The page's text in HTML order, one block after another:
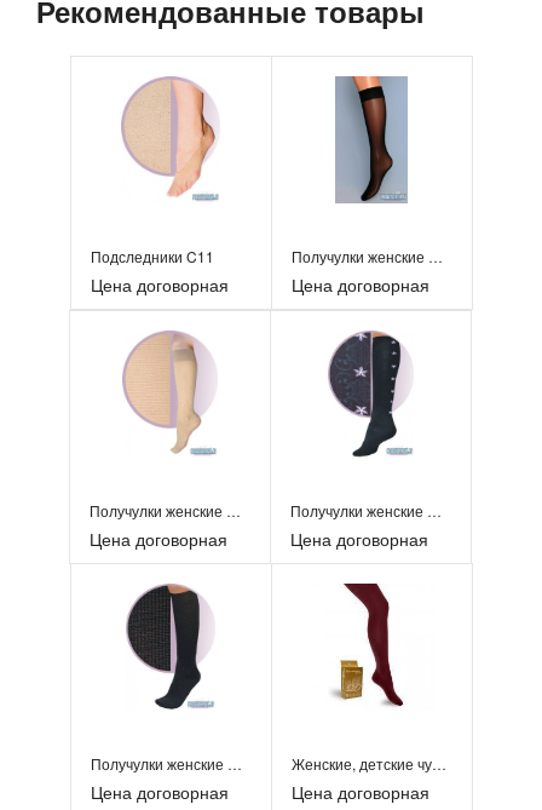
Рекомендованные товары
Подследники C11
Цена договорная
Получулки женские C331
Цена договорная
Получулки женские С135
Цена договорная
Получулки женские С453
Цена договорная
Получулки женские С57
Цена договорная
Женские, детские чулки
Цена договорная